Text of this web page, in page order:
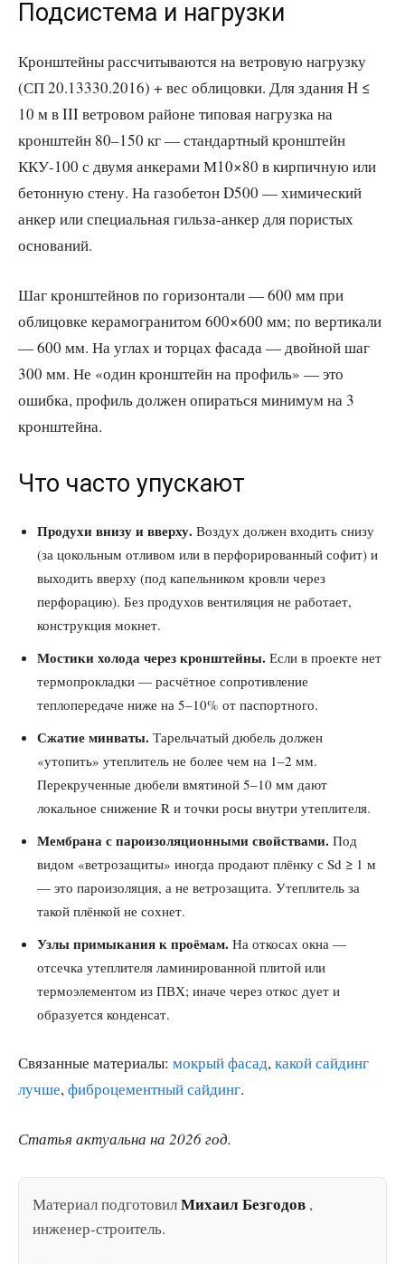
Подсистема и нагрузки
Кронштейны рассчитываются на ветровую нагрузку
(СП 20.13330.2016) + вес облицовки. Для здания H ≤
10 м в III ветровом районе типовая нагрузка на
кронштейн 80–150 кг — стандартный кронштейн
ККУ-100 с двумя анкерами М10×80 в кирпичную или
бетонную стену. На газобетон D500 — химический
анкер или специальная гильза-анкер для пористых
оснований.
Шаг кронштейнов по горизонтали — 600 мм при
облицовке керамогранитом 600×600 мм; по вертикали
— 600 мм. На углах и торцах фасада — двойной шаг
300 мм. Не «один кронштейн на профиль» — это
ошибка, профиль должен опираться минимум на 3
кронштейна.
Что часто упускают
Продухи внизу и вверху. Воздух должен входить снизу
(за цокольным отливом или в перфорированный софит) и
выходить вверху (под капельником кровли через
перфорацию). Без продухов вентиляция не работает,
конструкция мокнет.
Мостики холода через кронштейны. Если в проекте нет
термопрокладки — расчётное сопротивление
теплопередаче ниже на 5–10% от паспортного.
Сжатие минваты. Тарельчатый дюбель должен
«утопить» утеплитель не более чем на 1–2 мм.
Перекрученные дюбели вмятиной 5–10 мм дают
локальное снижение R и точки росы внутри утеплителя.
Мембрана с пароизоляционными свойствами. Под
видом «ветрозащиты» иногда продают плёнку с Sd ≥ 1 м
— это пароизоляция, а не ветрозащита. Утеплитель за
такой плёнкой не сохнет.
Узлы примыкания к проёмам. На откосах окна —
отсечка утеплителя ламинированной плитой или
термоэлементом из ПВХ; иначе через откос дует и
образуется конденсат.
Связанные материалы: мокрый фасад,какой сайдинг
лучше,фиброцементный сайдинг.
Статья актуальна на 2026 год.
Материал подготовилМихаил Безгодов ,
инженер-строитель.